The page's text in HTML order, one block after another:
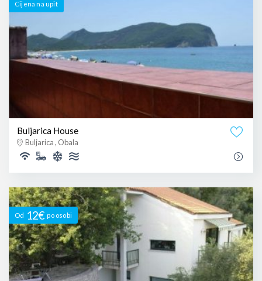
Cijena na upit
Buljarica House
Buljarica , Obala
Od 12€ po osobi